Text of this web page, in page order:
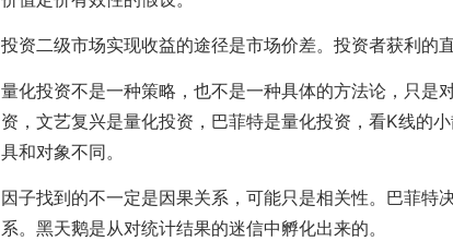
投资二级市场实现收益的途径是市场价差。投资者获利的
量化投资不是一种策略，也不是一种具体的方法论，只是
资，文艺复兴是量化投资，巴菲特是量化投资，看K线的
具和对象不同。
因子找到的不一定是因果关系，可能只是相关性。巴菲特
系。黑天鹅是从对统计结果的迷信中孵化出来的。